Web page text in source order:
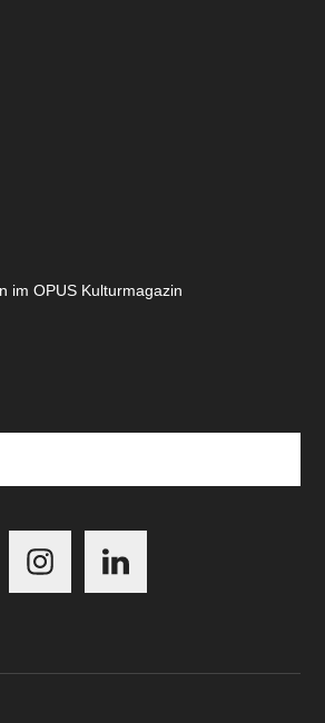
im OPUS Kulturmagazin